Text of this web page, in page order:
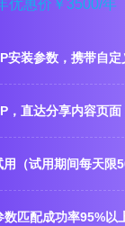
优惠价￥3500/年
安装参数，携带自定
，直达分享内容页
（试用期间每天限
数匹配成功率95%以